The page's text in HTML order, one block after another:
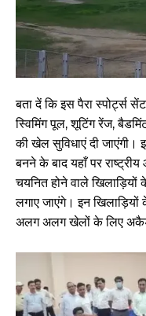
बता दें कि इस पैरा स्पोर्ट्स
स्विमिंग पूल, शूटिंग रेंज,
की खेल सुविधाएं दी
बनने के बाद यहाँ पर राष्ट्रीय
चयनित होने वाले खिलाड़ियों
लगाए जाएंगे। इन
अलग अलग खेलों के लिए